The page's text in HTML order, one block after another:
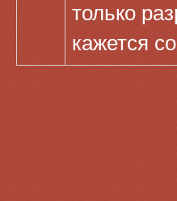
только
кажется